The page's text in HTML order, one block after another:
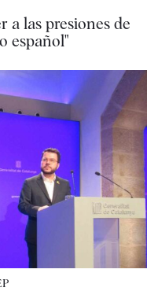
a las presiones de
español"